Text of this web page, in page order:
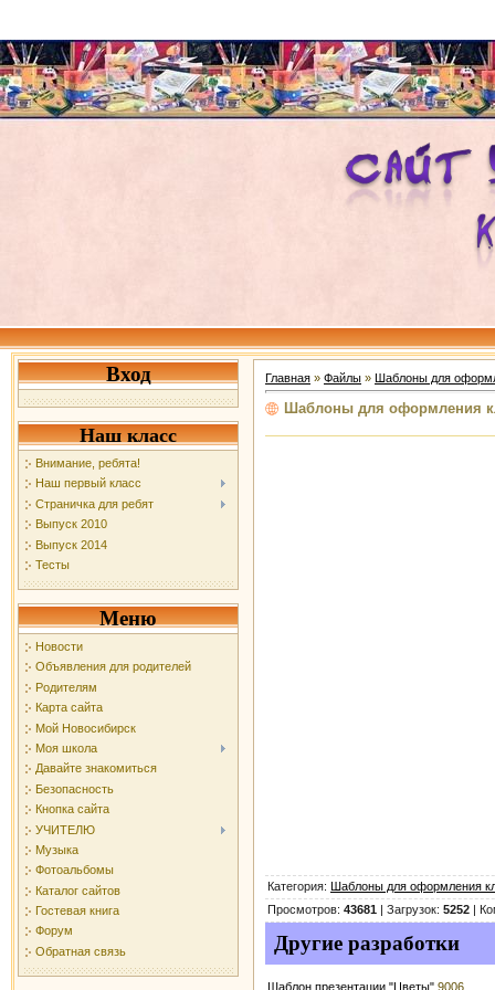
Вход
Наш класс
Внимание, ребята!
Наш первый класс
Страничка для ребят
Выпуск 2010
Выпуск 2014
Тесты
Меню
Новости
Объявления для родителей
Родителям
Карта сайта
Мой Новосибирск
Моя школа
Давайте знакомиться
Безопасность
Кнопка сайта
УЧИТЕЛЮ
Музыка
Фотоальбомы
Каталог сайтов
Гостевая книга
Форум
Обратная связь
Главная » Файлы » Шаблоны для
Шаблоны для оформления
Категория: Шаблоны для оформления
Просмотров: 43681 | Загрузок: 5252 |
Другие разработки
Шаблон презентации "Цветы" 9006